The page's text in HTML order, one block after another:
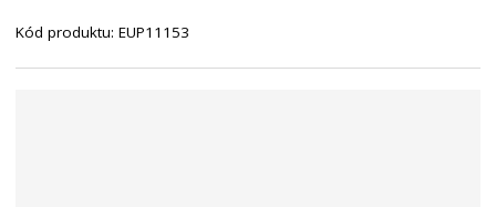
n
Kód produktu:EUP11153